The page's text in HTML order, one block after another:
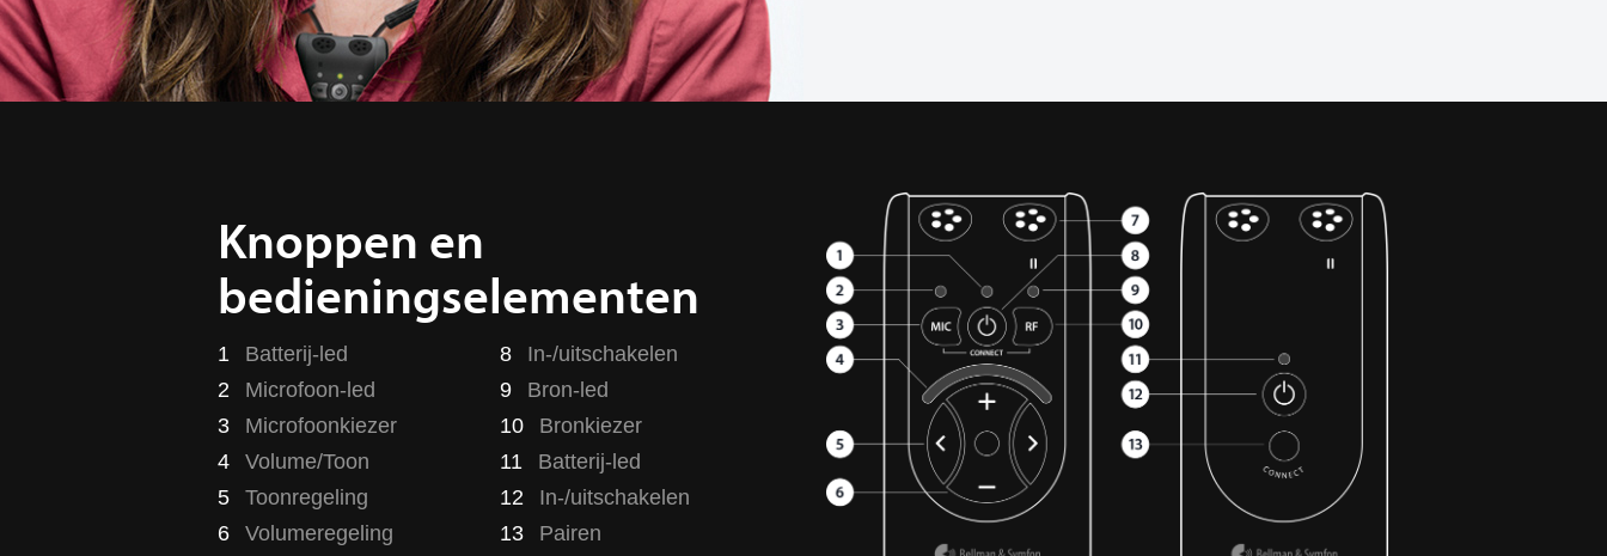
Knoppen en
bedieningselementen
1
Batterij-led
2
Microfoon-led
3
Microfoonkiezer
4
Volume/Toon
5
Toonregeling
6
Volumeregeling
8
In-/uitschakelen
9
Bron-led
10
Bronkiezer
11
Batterij-led
12
In-/uitschakelen
13
Pairen